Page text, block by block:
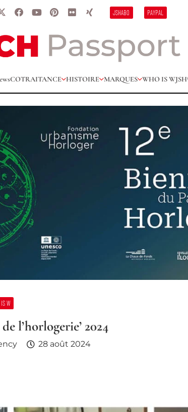
JSHABO PAYPAL
COTRAITANCE HISTOIRE MARQUES WHO IS W
W
l’horlogerie’ 2024
28 août 2024